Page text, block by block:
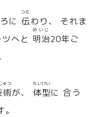
に 伝
つた
わり、 それま
へと 明治
めいじ
20年ご
術
ゅつ
が、 体型
たいけい
に 合う